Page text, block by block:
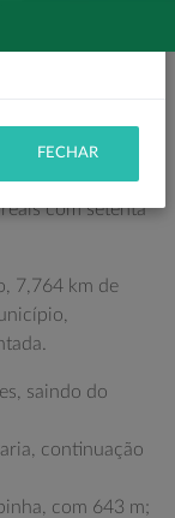
pelo Governo do
e
milhões,
com setenta
7,764 km de
saindo do
continuação
com 643 m;
FECHAR